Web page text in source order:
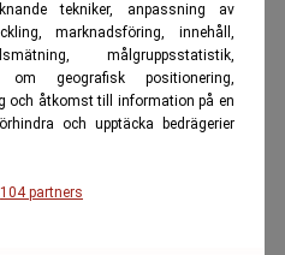
tekniker, anpassning av
marknadsföring, innehåll,
målgruppsstatistik,
om geografisk positionering,
och åtkomst till information på en
och upptäcka bedrägerier
104 partners